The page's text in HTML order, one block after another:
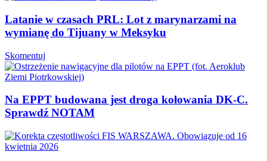
Latanie w czasach PRL: Lot z marynarzami na
wymianę do Tijuany w Meksyku
Skomentuj
Na EPPT budowana jest droga kołowania DK-C.
Sprawdź NOTAM